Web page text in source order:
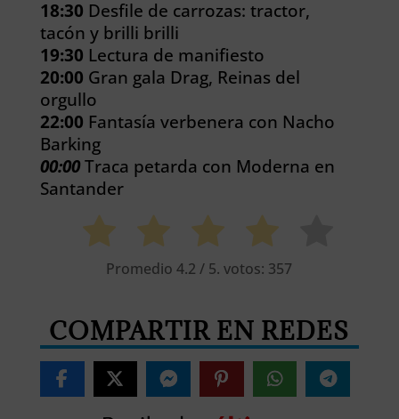
18:30 Desfile de carrozas: tractor,
tacón y brilli brilli
19:30 Lectura de manifiesto
20:00 Gran gala Drag, Reinas del
orgullo
22:00 Fantasía verbenera con Nacho
Barking
00:00 Traca petarda con Moderna en
Santander
Promedio4.2 / 5. votos: 357
COMPARTIR EN REDES